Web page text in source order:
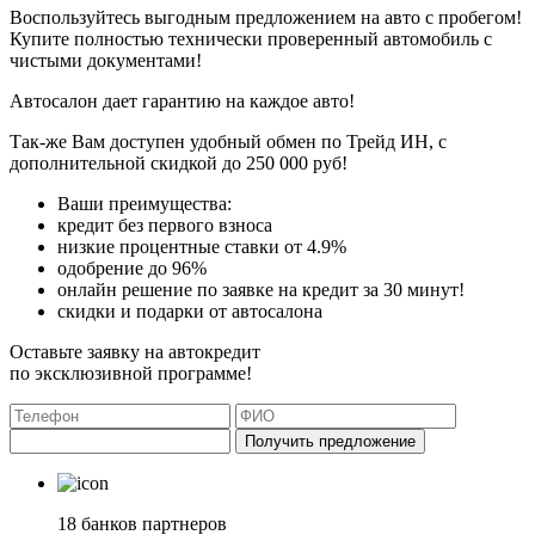
Воспользуйтесь выгодным предложением на авто с пробегом!
Купите полностью технически проверенный автомобиль с
чистыми документами!
Автосалон дает гарантию на каждое авто!
Так-же Вам доступен удобный обмен по Трейд ИН, с
дополнительной скидкой до 250 000 руб!
Ваши преимущества:
кредит без первого взноса
низкие процентные ставки от 4.9%
одобрение до 96%
онлайн решение по заявке на кредит за 30 минут!
скидки и подарки от автосалона
Оставьте заявку на автокредит
по эксклюзивной программе!
Получить предложение
18 банков партнеров